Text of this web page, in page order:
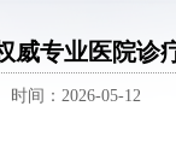
威专业医院诊
时间：2026-05-12